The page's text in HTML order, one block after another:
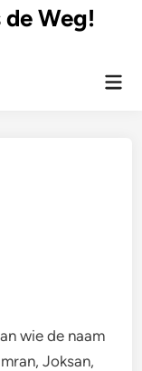
Weg!
wie de naam
Joksan,